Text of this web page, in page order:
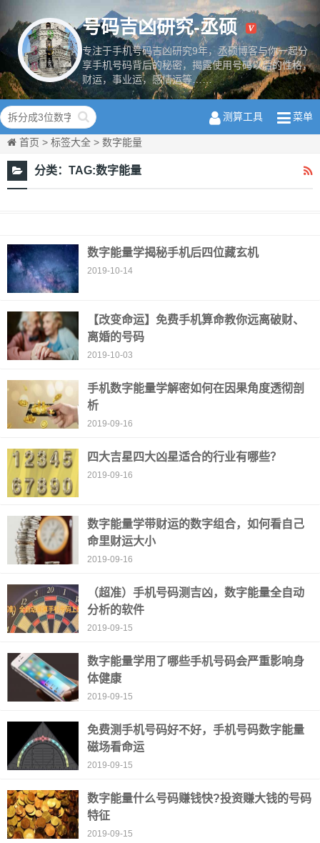
数字磁场学
号码吉凶研究-丞硕
专注于手机号码吉凶研究9年，丞硕博客与你一起分
享手机号码背后的秘密，揭露使用号码以后的性格，
财运，事业运，感情运等……
菜单
测算工具
首页 > 标签大全 > 数字能量
分类： TAG:数字能量
数字能量学揭秘手机后四位藏玄机
2019-10-14
【改变命运】免费手机算命教你远离破财、
离婚的号码
2019-10-03
手机数字能量学解密如何在因果角度透彻剖
析
2019-09-16
四大吉星四大凶星适合的行业有哪些？
2019-09-16
数字能量学带财运的数字组合，如何看自己
命里财运大小
2019-09-16
（超准）手机号码测吉凶，数字能量全自动
分析的软件
2019-09-15
数字能量学用了哪些手机号码会严重影响身
体健康
2019-09-15
免费测手机号码好不好，手机号码数字能量
磁场看命运
2019-09-15
数字能量什么号码赚钱快?投资赚大钱的号码
特征
2019-09-15